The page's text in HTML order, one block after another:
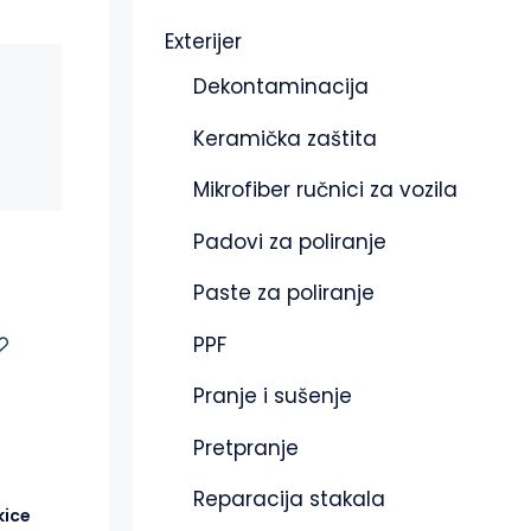
Exterijer
Dekontaminacija
Keramička zaštita
Mikrofiber ručnici za vozila
Padovi za poliranje
Paste za poliranje
PPF
Pranje i sušenje
Pretpranje
Reparacija stakala